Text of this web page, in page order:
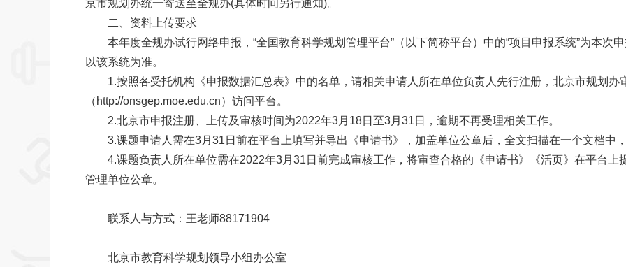
京市规划办统一寄送至全规办(具体时间另行通知)。
二、资料上传要求
本年度全规办试行网络申报，“全国教育科学规划管理平台”（以下简称平台）中的“项目申报系统”为本次申
以该系统为准。
1.按照各受托机构《申报数据汇总表》中的名单，请相关申请人所在单位负责人先行注册，北京市规划
（http://onsgep.moe.edu.cn）访问平台。
2.北京市申报注册、上传及审核时间为2022年3月18日至3月31日，逾期不再受理相关工作。
3.课题申请人需在3月31日前在平台上填写并导出《申请书》，加盖单位公章后，全文扫描在一个文档中
4.课题负责人所在单位需在2022年3月31日前完成审核工作，将审查合格的《申请书》《活页》在平台
管理单位公章。
联系人与方式：王老师88171904
北京市教育科学规划领导小组办公室